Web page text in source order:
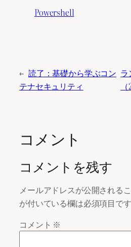
Powershell
← 読了：基礎から学ぶコン
テナセキュリティ
ラ
コメント
コメントを残す
メールアドレスが公開される
が付いている欄は必須項目です
コメント ※